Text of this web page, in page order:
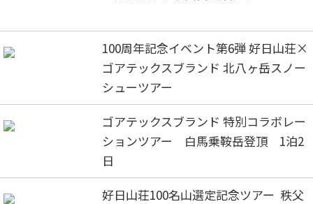
100周年記念イベント第6弾 好日山荘×
ゴアテックスブランド 北八ヶ岳スノー
シューツアー
ゴアテックスブランド 特別コラボレー
ションツアー 白馬乗鞍岳登頂 1泊2
日
好日山荘100名山選定記念ツアー 秩父